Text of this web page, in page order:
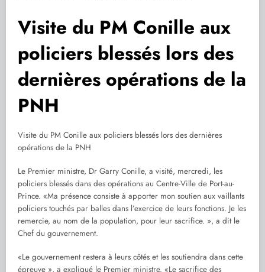
Visite du PM Conille aux
policiers blessés lors des
dernières opérations de la
PNH
Visite du PM Conille aux policiers blessés lors des dernières
opérations de la PNH
Le Premier ministre, Dr Garry Conille, a visité, mercredi, les
policiers blessés dans des opérations au Centre-Ville de Port-au-
Prince. «Ma présence consiste à apporter mon soutien aux vaillants
policiers touchés par balles dans l’exercice de leurs fonctions. Je les
remercie, au nom de la population, pour leur sacrifice. », a dit le
Chef du gouvernement.
«Le gouvernement restera à leurs côtés et les soutiendra dans cette
épreuve », a expliqué le Premier ministre. «Le sacrifice des